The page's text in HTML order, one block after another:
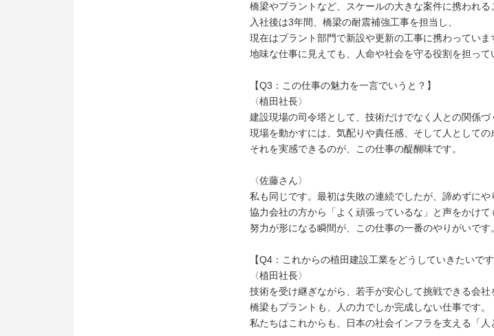
橋梁やプラントなど、スケールの大きな案件に携われる
入社後は3年間、橋梁の耐震補強工事を担当し、
現在はプラント部門で新設や更新の工事に携わっていま
地味な仕事に見えても、人命や社会を守る役割を担って
【Q3：この仕事の魅力を一言でいうと？】
〈植田社長〉
建設現場の司令塔として、技術だけでなく人との関係づ
現場を動かすには、気配りや責任感、そして人としての
それを実感できるのが、この仕事の醍醐味です。
〈佐藤さん〉
私も同じです。最初は失敗の連続でしたが、諦めずにや
協力会社の方から「よく頑張っているな」と声をかけて
努力が形になる瞬間が、この仕事の一番のやりがいです。
【Q4：これからの植田建設工業をどうしていきたいです
〈植田社長〉
技術を受け継ぎながら、若手が安心して挑戦できる会社
橋梁もプラントも、人の力でしか完成しない仕事です。
私たちはこれからも、日本の社会インフラを支える「人